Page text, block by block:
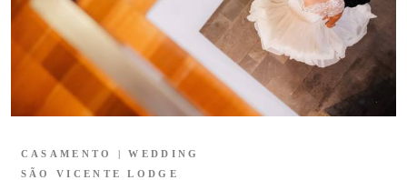
CASAMENTO | WEDDING
SÃO VICENTE LODGE